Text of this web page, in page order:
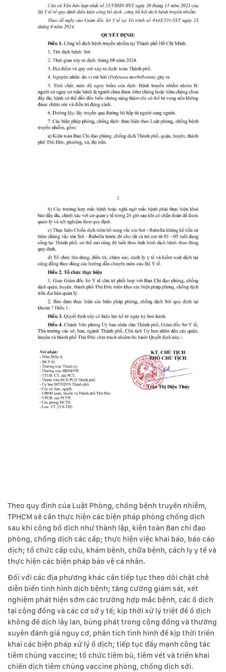
Theo quy định của Luật Phòng, chống bệnh truyền nhiễm,
TPHCM sẽ cần thực hiện các biện pháp phòng chống dịch
sau khi công bố dịch như thành lập, kiện toàn Ban chỉ đạo
phòng, chống dịch các cấp; thực hiện việc khai báo, báo cáo
dịch; tổ chức cấp cứu, khám bệnh, chữa bệnh, cách ly y tế và
thực hiện các biện pháp bảo vệ cá nhân.
Đối với các địa phương khác cần tiếp tục theo dõi chặt chẽ
diễn biến tình hình dịch bệnh; tăng cường giám sát, xét
nghiệm phát hiện sớm các trường hợp mắc bệnh, các ổ dịch
tại cộng đồng và các cơ sở y tế; kịp thời xử lý triệt để ổ dịch
không để dịch lây lan, bùng phát trong cộng đồng và thường
xuyên đánh giá nguy cơ, phân tích tình hình để kịp thời triển
khai các biện pháp xử lý ổ dịch; tiếp tục đẩy mạnh công tác
tiêm chủng vaccine; tổ chức tiêm bù, tiêm vét và triển khai
chiến dịch tiêm chủng vaccine phòng, chống dịch sởi.